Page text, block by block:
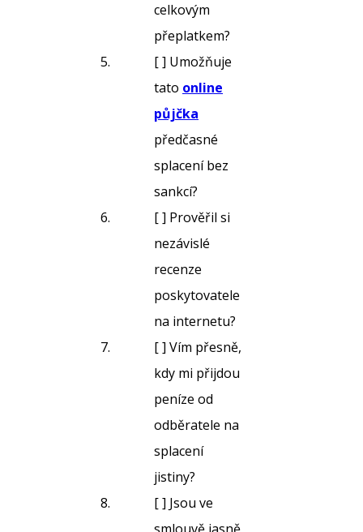
celkovým
přeplatkem?
[ ] Umožňuje
tato online
půjčka
předčasné
splacení bez
sankcí?
[ ] Prověřil si
nezávislé
recenze
poskytovatele
na internetu?
[ ] Vím přesně,
kdy mi přijdou
peníze od
odběratele na
splacení
jistiny?
[ ] Jsou ve